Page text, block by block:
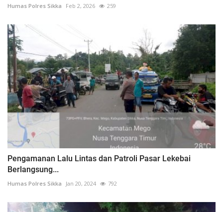
Humas Polres Sikka Feb 2, 2026 259
Pengamanan Lalu Lintas dan Patroli Pasar Lekebai
Berlangsung...
Humas Polres Sikka Jan 20, 2024 792